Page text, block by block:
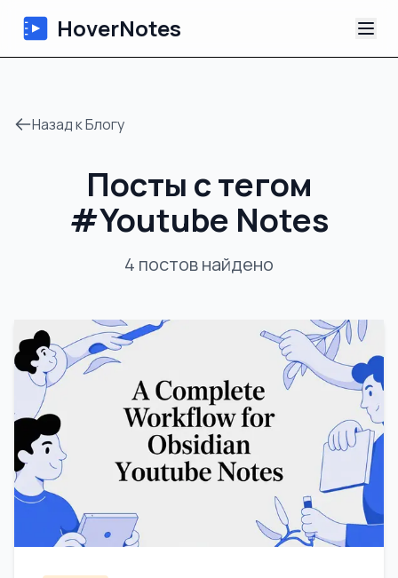
HoverNotes
ИИ-видеоконспекты
Уроки
Назад к Блогу
Посты с тегом
#Youtube Notes
4 постовнайдено